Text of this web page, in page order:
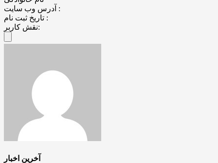
آدرس وب سایت :
تاریخ ثبت نام :
نقش کاربر:
آخرین اخبار